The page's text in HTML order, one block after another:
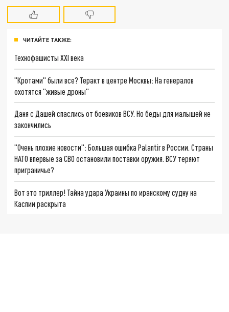
ЧИТАЙТЕ ТАКЖЕ:
Технофашисты XXI века
"Кротами" были все? Теракт в центре Москвы: На генералов
охотятся "живые дроны"
Даня с Дашей спаслись от боевиков ВСУ. Но беды для малышей не
закончились
"Очень плохие новости": Большая ошибка Palantir в России. Страны
НАТО впервые за СВО остановили поставки оружия. ВСУ теряют
приграничье?
Вот это триллер! Тайна удара Украины по иранскому судну на
Каспии раскрыта